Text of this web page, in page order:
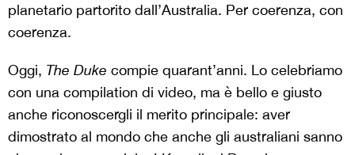
planetario partorito dall’Australia. Per coerenza, con
coerenza.
Oggi, The Duke compie quarant’anni. Lo celebriamo
con una compilation di video, ma è bello e giusto
anche riconoscergli il merito principale: aver
dimostrato al mondo che anche gli australiani sanno